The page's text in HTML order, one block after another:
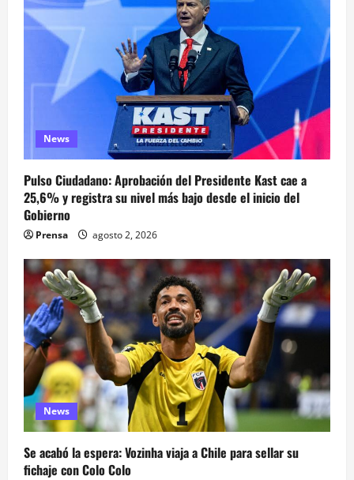
News
Pulso Ciudadano: Aprobación del Presidente Kast cae a
25,6% y registra su nivel más bajo desde el inicio del
Gobierno
Prensa agosto 2, 2026
News
Se acabó la espera: Vozinha viaja a Chile para sellar su
fichaje con Colo Colo